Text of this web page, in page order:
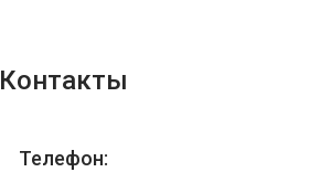
Контакты
Телефон: